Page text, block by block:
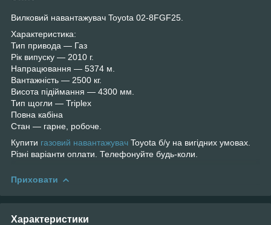
Вилковий навантажувач Toyota 02-8FGF25.
Характеристика:
Тип привода — Газ
Рік випуску — 2010 г.
Напрацювання — 5374 м.
Вантажність — 2500 кг.
Висота підіймання — 4300 мм.
Тип щогли — Triplex
Повна кабіна
Стан — гарне, робоче.
Купити газовий навантажувач Toyota б/у на вигідних умовах.
Різні варіанти оплати. Телефонуйте будь-коли.
Приховати
Характеристики